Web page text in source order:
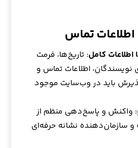
کامل: تاریخ‌ها، فرمت
نویسندگان، اطلاعات تماس و
باید در وب‌سایت موجود
: واکنش و پاسخ‌دهی منظم از
و سازمان‌دهنده نشانه حرفه‌ای